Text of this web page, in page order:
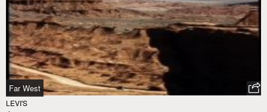
Far West
LEVI'S